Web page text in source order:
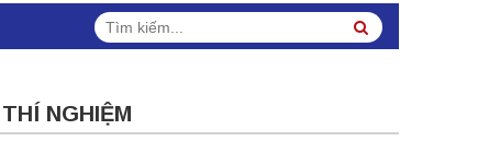
Tìm
kiếm:
Search
NGHIỆM